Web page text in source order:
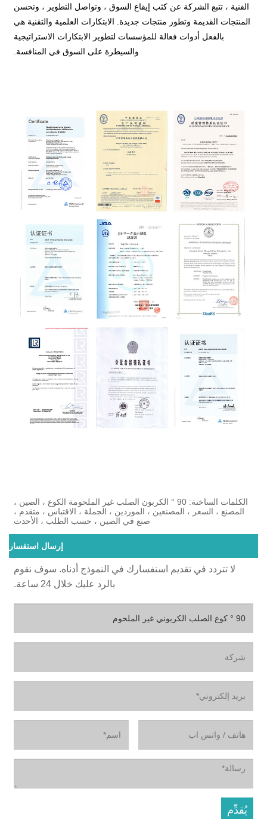
الفنية ، تتبع الشركة عن كثب إيقاع السوق ، وتواصل التطوير ، وتحسن
المنتجات القديمة وتطور منتجات جديدة. الابتكارات العلمية والتقنية هي
بالفعل أدوات فعالة للمؤسسات لتطوير الابتكارات الاستراتيجية
والسيطرة على السوق في المنافسة.
الكلمات الساخنة: 90 ° الكربون الصلب غير الملحومة الكوع ، الصين ،
المصنع ، السعر ، المصنعين ، الموردين ، الجملة ، الاقتباس ، متقدم ،
صنع في الصين ، حسب الطلب ، الأحدث
إرسال استفسار
لا تتردد في تقديم استفسارك في النموذج أدناه. سوف نقوم
بالرد عليك خلال 24 ساعة.